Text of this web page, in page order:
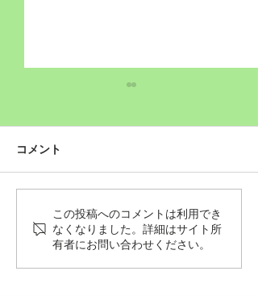
Wordだけで作っちゃおう
～★みことば職人るちゃ
ん('◇')ゞ
コメント
この投稿へのコメントは利用でき
なくなりました。詳細はサイト所
有者にお問い合わせください。